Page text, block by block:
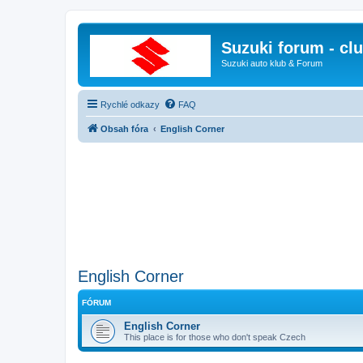
Suzuki forum -
Suzuki auto klub & Forum
Rychlé odkazy FAQ
Obsah fóra English Corner
English Corner
FÓRUM
English Corner
This place is for those who don't speak Czech